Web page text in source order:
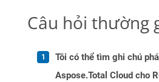
Câu hỏi thường
Tôi có thể tìm ghi chú
Aspose.Total Cloud cho